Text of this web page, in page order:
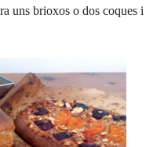
uns brioxos o dos coques i